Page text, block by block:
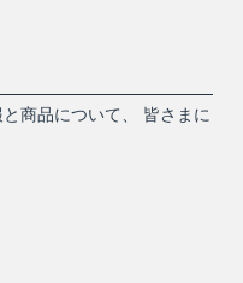
商品について、 皆さまに